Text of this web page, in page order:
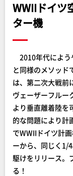
WWIIドイツ
ター機
2010年代によう
と同様のメソッド
は、第二次大戦前
ヴェーザーフルー
より垂直離着陸を
的な問題により計
でWWIIドイツ計
ーから、同じく1/
駆けをリリース。
る！